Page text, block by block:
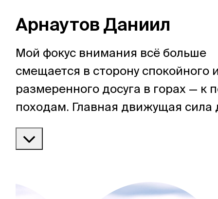
Арнаутов Даниил
Мой фокус внимания всё больше
смещается в сторону спокойного
размеренного досуга в горах — к
походам. Главная движущая сила
— возможность удивляться. И
походы служат бесконечным